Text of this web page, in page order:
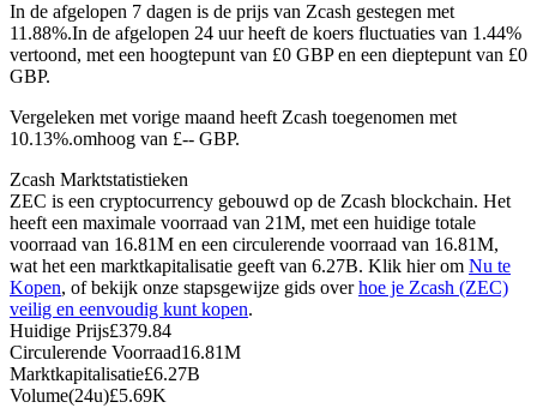
Futures met USDC als onderpand
Kopiëren Handel
In de afgelopen 7 dagen is de prijs van Zcash gestegen met
11.88%.In de afgelopen 24 uur heeft de koers fluctuaties van 1.44%
vertoond, met een hoogtepunt van £0 GBP en een dieptepunt van £0
GBP.
Vergeleken met vorige maand heeft Zcash toegenomen met
10.13%.omhoog van £-- GBP.
Zcash Marktstatistieken
ZEC is een cryptocurrency gebouwd op de Zcash blockchain. Het
heeft een maximale voorraad van 21M, met een huidige totale
voorraad van 16.81M en een circulerende voorraad van 16.81M,
wat het een marktkapitalisatie geeft van 6.27B. Klik hier om Nu te
Kopen, of bekijk onze stapsgewijze gids overhoe je Zcash (ZEC)
veilig en eenvoudig kunt kopen.
Huidige Prijs£379.84
Circulerende Voorraad16.81M
Marktkapitalisatie£6.27B
Volume(24u)£5.69K